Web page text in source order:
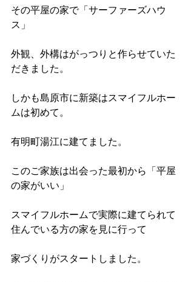
その平屋の家で「サーファーズハウ
ス」
外観、外構はがっつりと作らせていた
だきました。
しかも島原市に新築はスマイフルホー
ムは初めて。
有明町湯江に建てました。
このご家族は出会った最初から「平屋
の家がいい」
スマイフルホームで実際に建てられて
住んでいる方の家を見に行って
家づくりがスタートしました。